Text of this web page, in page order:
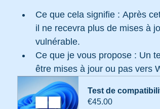
Ce que cela signifie : Après
il ne recevra plus de mises à
vulnérable.
Ce que je vous propose : Un
être mises à jour ou pas vers
Test de
€45.00